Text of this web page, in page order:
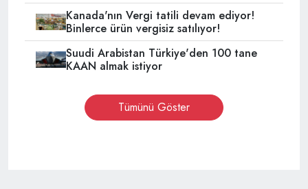
Kanada'nın Vergi tatili devam ediyor!
Binlerce ürün vergisiz satılıyor!
Suudi Arabistan Türkiye'den 100 tane
KAAN almak istiyor
Tümünü Göster